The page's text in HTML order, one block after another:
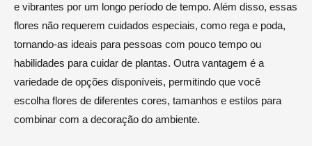
e vibrantes por um longo período de tempo. Além disso, essas
flores não requerem cuidados especiais, como rega e poda,
tornando-as ideais para pessoas com pouco tempo ou
habilidades para cuidar de plantas. Outra vantagem é a
variedade de opções disponíveis, permitindo que você
escolha flores de diferentes cores, tamanhos e estilos para
combinar com a decoração do ambiente.